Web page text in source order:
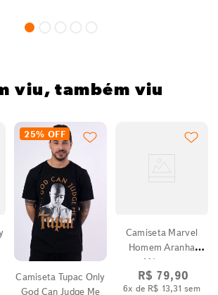
viu, também viu
25% OFF
Camiseta Tupac Only
God Can Judge Me
Camiseta Marvel
Homem Aranha
Máscara
R$ 79,90
6x de R$ 13,31 sem